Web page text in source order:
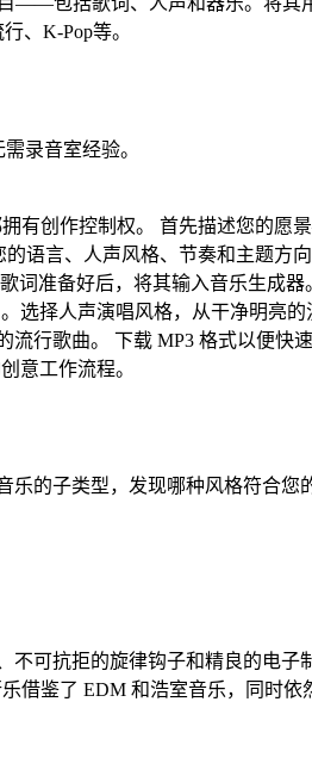
、K-Pop等。
录音室经验。
拥有创作控制权。 首先描述您
语言、人声风格、节奏和主题方
词准备好后，将其输入音乐生
择人声演唱风格，从干净明亮
行歌曲。 下载 MP3 格式以便
意工作流程。
的子类型，发现哪种风格符合您
抗拒的旋律钩子和精良的电子
借鉴了 EDM 和浩室音乐，同时